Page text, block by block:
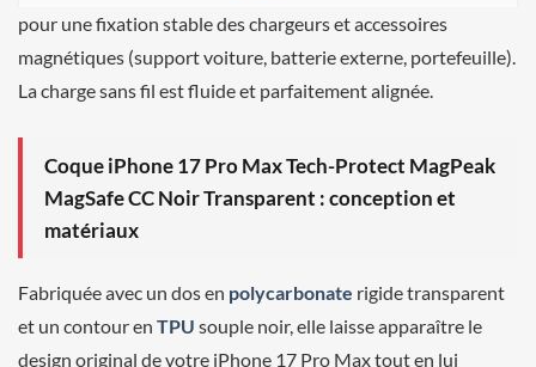
pour une fixation stable des chargeurs et accessoires
magnétiques (support voiture, batterie externe, portefeuille).
La charge sans fil est fluide et parfaitement alignée.
Coque iPhone 17 Pro Max Tech-Protect MagPeak
MagSafe CC Noir Transparent : conception et
matériaux
Fabriquée avec un dos en polycarbonate rigide transparent
et un contour en TPU souple noir, elle laisse apparaître le
design original de votre iPhone 17 Pro Max tout en lui